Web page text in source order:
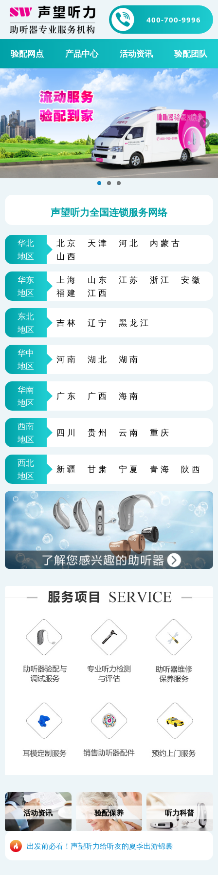
400-700-9996
验配网点 产品中心 活动资讯 验配团队
声望听力全国连锁服务网络
华北 北京 天津 河北
内蒙古
山西
地区
华东 上海 山东 江苏 浙江
安徽
福建
江西
地区
东北
吉林 辽宁 黑龙江
地区
华中
河南 湖北 湖南
地区
华南
广东 广西 海南
地区
西南
四川 贵州 云南 重庆
地区
西北
新疆 甘肃 宁夏 青海 陕西
地区
活动资讯 验配保养 听力科普
出发前必看！声望听力给听友的夏季出游锦囊